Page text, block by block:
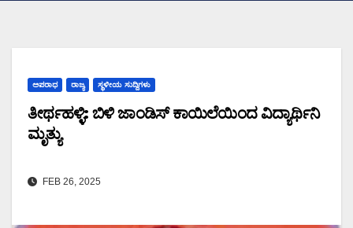
ಅಪರಾಧ ರಾಜ್ಯ ಸ್ಥಳೀಯ ಸುದ್ದಿಗಳು
ತೀರ್ಥಹಳ್ಳಿ: ಬಿಳಿ ಜಾಂಡಿಸ್ ಕಾಯಿಲೆಯಿಂದ ವಿದ್ಯಾರ್ಥಿನಿ
ಮೃತ್ಯು
FEB 26, 2025